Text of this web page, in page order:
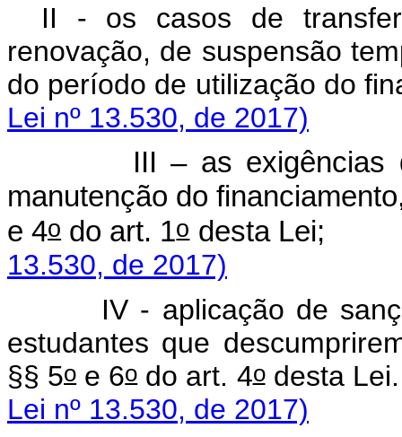
II - os casos de
renovação, de suspensão
do período de utilização
Lei nº 13.530, de 2017)
III – as exigências de
manutenção do
e 4odo art. 1odesta
13.530, de 2017)
IV - aplicação de
estudantes que
§§ 5oe 6odo art. 4o
Lei nº 13.530, de 2017)